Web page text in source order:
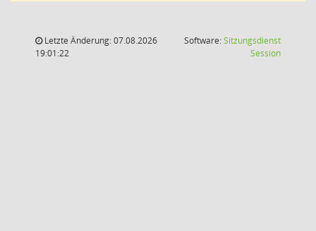
Letzte Änderung: 07.08.2026
19:01:22
Software:Sitzungsdienst
Session(Wird in